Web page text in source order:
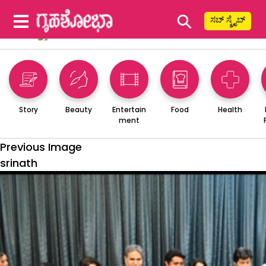
⚲ ಸಬ್ ಸ್ಕ್ರೈಬ್
Story Beauty
Entertain
ment
Food Health
Previous Image
srinath